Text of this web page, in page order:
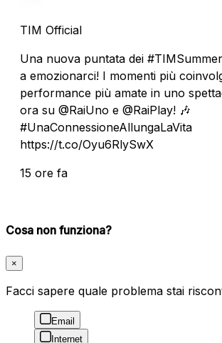
TIM Official
Una nuova puntata dei
a emozionarci! I momenti più
performance più amate in uno
ora su @RaiUno e @RaiPlay! 🎶
#UnaConnessioneAllungaLaVita
https://t.co/Oyu6RlySwX
15 ore fa
Cosa non funziona?
×
Facci sapere quale problema stai
Email
Internet